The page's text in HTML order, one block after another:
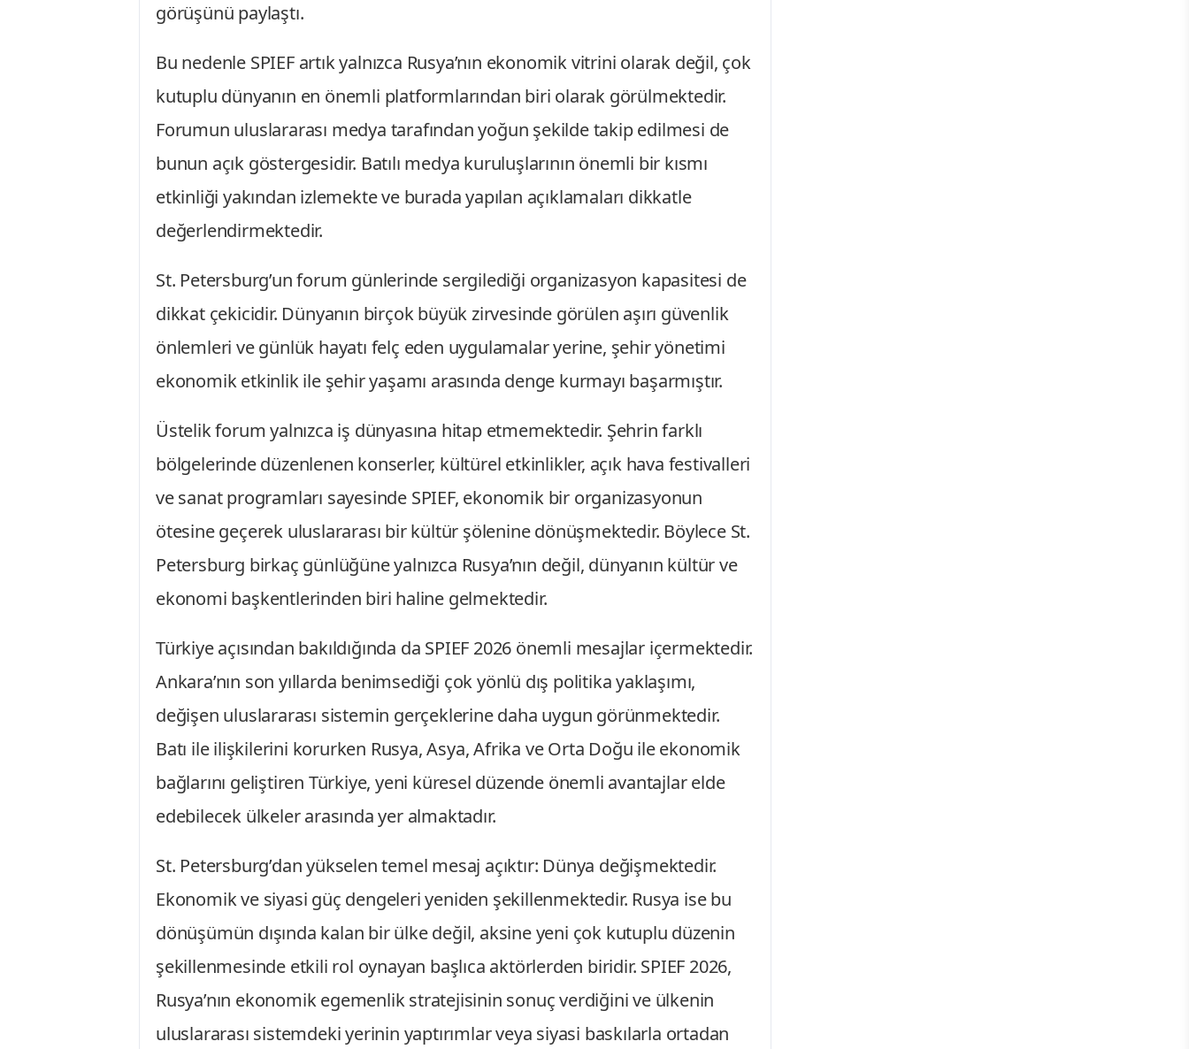
görüşünü paylaştı.
Bu nedenle SPIEF artık yalnızca Rusya’nın ekonomik vitrini olarak değil, çok
kutuplu dünyanın en önemli platformlarından biri olarak görülmektedir.
Forumun uluslararası medya tarafından yoğun şekilde takip edilmesi de
bunun açık göstergesidir. Batılı medya kuruluşlarının önemli bir kısmı
etkinliği yakından izlemekte ve burada yapılan açıklamaları dikkatle
değerlendirmektedir.
St. Petersburg’un forum günlerinde sergilediği organizasyon kapasitesi de
dikkat çekicidir. Dünyanın birçok büyük zirvesinde görülen aşırı güvenlik
önlemleri ve günlük hayatı felç eden uygulamalar yerine, şehir yönetimi
ekonomik etkinlik ile şehir yaşamı arasında denge kurmayı başarmıştır.
Üstelik forum yalnızca iş dünyasına hitap etmemektedir. Şehrin farklı
bölgelerinde düzenlenen konserler, kültürel etkinlikler, açık hava festivalleri
ve sanat programları sayesinde SPIEF, ekonomik bir organizasyonun
ötesine geçerek uluslararası bir kültür şölenine dönüşmektedir. Böylece St.
Petersburg birkaç günlüğüne yalnızca Rusya’nın değil, dünyanın kültür ve
ekonomi başkentlerinden biri haline gelmektedir.
Türkiye açısından bakıldığında da SPIEF 2026 önemli mesajlar içermektedir.
Ankara’nın son yıllarda benimsediği çok yönlü dış politika yaklaşımı,
değişen uluslararası sistemin gerçeklerine daha uygun görünmektedir.
Batı ile ilişkilerini korurken Rusya, Asya, Afrika ve Orta Doğu ile ekonomik
bağlarını geliştiren Türkiye, yeni küresel düzende önemli avantajlar elde
edebilecek ülkeler arasında yer almaktadır.
St. Petersburg’dan yükselen temel mesaj açıktır: Dünya değişmektedir.
Ekonomik ve siyasi güç dengeleri yeniden şekillenmektedir. Rusya ise bu
dönüşümün dışında kalan bir ülke değil, aksine yeni çok kutuplu düzenin
şekillenmesinde etkili rol oynayan başlıca aktörlerden biridir. SPIEF 2026,
Rusya’nın ekonomik egemenlik stratejisinin sonuç verdiğini ve ülkenin
uluslararası sistemdeki yerinin yaptırımlar veya siyasi baskılarla ortadan